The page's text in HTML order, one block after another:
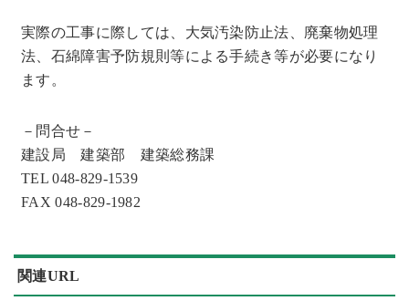
実際の工事に際しては、大気汚染防止法、廃棄物処理
法、石綿障害予防規則等による手続き等が必要になり
ます。
－問合せ－
建設局 建築部 建築総務課
TEL 048-829-1539
FAX 048-829-1982
関連URL